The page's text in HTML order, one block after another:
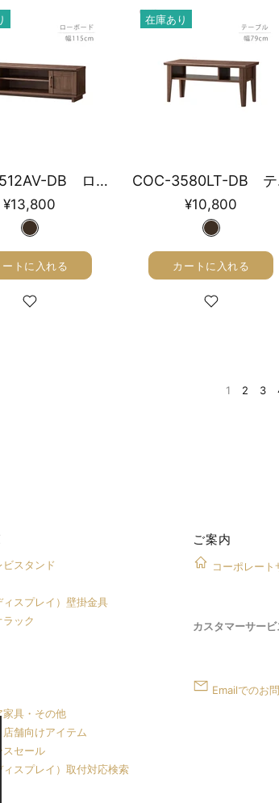
COC-3512AV-DB ローボード 幅115cm
¥13,800
ートに入れる
在庫あり
¥10,800
カートに入れる
1 2 3
スタンド
ィスプレイ）壁掛金具
ック
家具・その他
舗向けアイテム
スセール
ィスプレイ）取付対応検索
ご案内
コーポレート
カスタマーサービ
Emailでのお